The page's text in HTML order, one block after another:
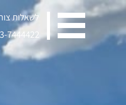
לשאלות
7444422